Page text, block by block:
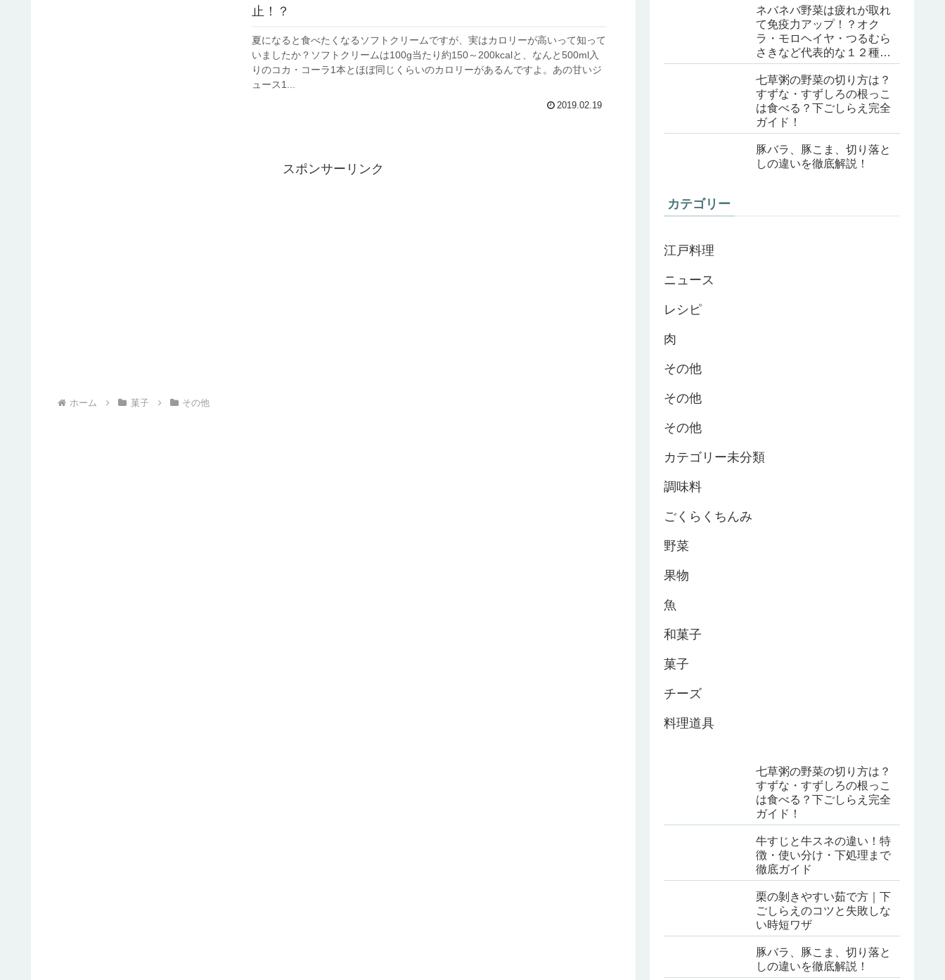
止！？
夏になると食べたくなるソフトクリームですが、実はカロリーが高いって知って
いましたか？ソフトクリームは100g当たり約150～200kcalと、なんと500ml入
りのコカ・コーラ1本とほぼ同じくらいのカロリーがあるんですよ。あの甘いジ
ュース1...
2019.02.19
スポンサーリンク
ホーム 菓子 その他
ネバネバ野菜は疲れが取れ
て免疫力アップ！？オク
ラ・モロヘイヤ・つるむら
さきなど代表的な１２種類
を紹介
七草粥の野菜の切り方は？
すずな・すずしろの根っこ
は食べる？下ごしらえ完全
ガイド！
豚バラ、豚こま、切り落と
しの違いを徹底解説！
カテゴリー
江戸料理
ニュース
レシピ
肉
その他
その他
その他
カテゴリー未分類
調味料
ごくらくちんみ
野菜
果物
魚
和菓子
菓子
チーズ
料理道具
七草粥の野菜の切り方は？
すずな・すずしろの根っこ
は食べる？下ごしらえ完全
ガイド！
牛すじと牛スネの違い！特
徴・使い分け・下処理まで
徹底ガイド
栗の剝きやすい茹で方｜下
ごしらえのコツと失敗しな
い時短ワザ
豚バラ、豚こま、切り落と
しの違いを徹底解説！